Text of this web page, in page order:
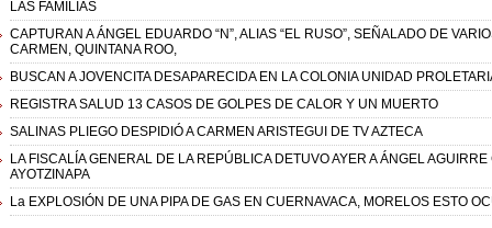
LAS FAMILIAS
CAPTURAN A ÁNGEL EDUARDO “N”, ALIAS “EL RUSO”, SEÑALADO DE
CARMEN, QUINTANA ROO,
BUSCAN A JOVENCITA DESAPARECIDA EN LA COLONIA UNIDAD
REGISTRA SALUD 13 CASOS DE GOLPES DE CALOR Y UN MUERTO
SALINAS PLIEGO DESPIDIÓ A CARMEN ARISTEGUI DE TV AZTECA
LA FISCALÍA GENERAL DE LA REPÚBLICA DETUVO AYER A ÁNGEL
AYOTZINAPA
La EXPLOSIÓN DE UNA PIPA DE GAS EN CUERNAVACA, MORELOS ESTO